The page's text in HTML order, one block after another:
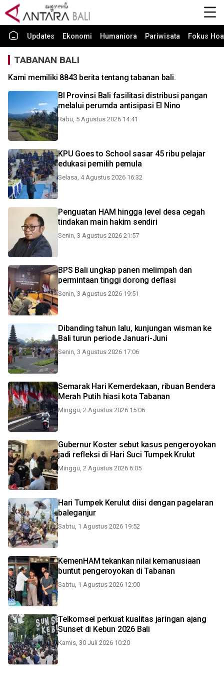
Updates Ekonomi Humaniora Pariwisata Fokus
TABANAN BALI
Kami memiliki 8843 berita tentang tabanan bali.
BI Provinsi Bali fasilitasi distribusi pangan
melalui perumda antisipasi El Nino
Rabu, 5 Agustus 2026 14:41
KPU Goes to School sasar 45 ribu pelajar
edukasi pemilih pemula
Selasa, 4 Agustus 2026 16:32
Penguatan HAM hingga level desa cegah
tindakan main hakim sendiri
Senin, 3 Agustus 2026 21:57
BPS Bali ungkap panen melimpah dan
permintaan tinggi dorong deflasi
Senin, 3 Agustus 2026 19:51
Dibanding tahun lalu, kunjungan wisman ke
Bali turun periode Januari-Juni
Senin, 3 Agustus 2026 17:06
Semarak Hari Kemerdekaan, ribuan Bendera
Merah Putih hiasi kota Tabanan
Minggu, 2 Agustus 2026 15:06
Gubernur Koster sebut kasus pengeroyokan
jadi refleksi di Hari Suci Tumpek Krulut
Minggu, 2 Agustus 2026 6:05
Hari Tumpek Kerulut diisi dengan pagelaran
baleganjur
Sabtu, 1 Agustus 2026 19:52
KemenHAM tekankan nilai kemanusiaan
buntut pengeroyokan di Tabanan
Sabtu, 1 Agustus 2026 12:00
Telkomsel perkuat kualitas jaringan ajang
Sunset di Kebun 2026 Bali
Kamis, 30 Juli 2026 10:20